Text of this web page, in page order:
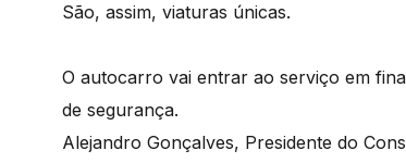
São, assim, viaturas únicas.
O autocarro vai entrar ao serviço em
de segurança.
Alejandro Gonçalves, Presidente do